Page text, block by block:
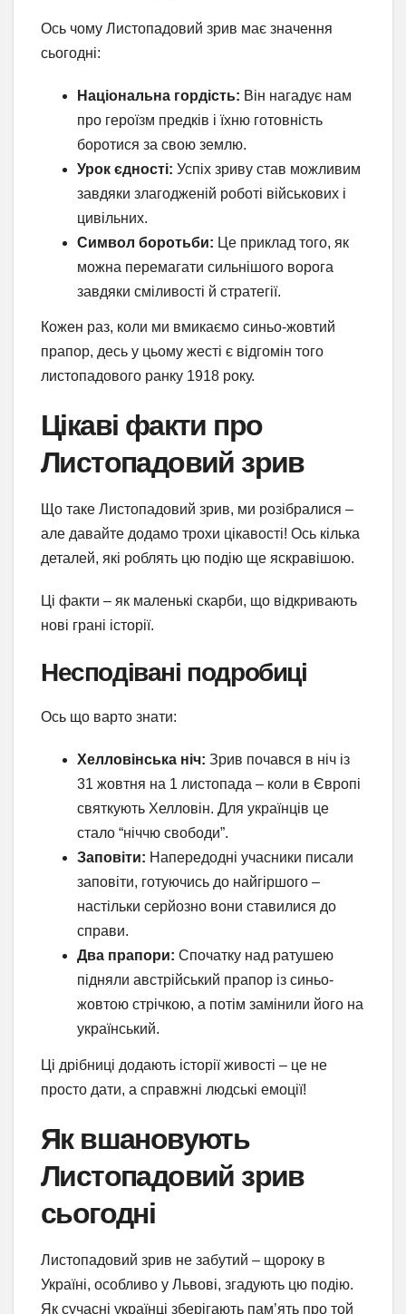
Ось чому Листопадовий зрив має значення
сьогодні:
Національна гордість: Він нагадує нам
про героїзм предків і їхню готовність
боротися за свою землю.
Урок єдності: Успіх зриву став можливим
завдяки злагодженій роботі військових і
цивільних.
Символ боротьби: Це приклад того, як
можна перемагати сильнішого ворога
завдяки сміливості й стратегії.
Кожен раз, коли ми вмикаємо синьо-жовтий
прапор, десь у цьому жесті є відгомін того
листопадового ранку 1918 року.
Цікаві факти про
Листопадовий зрив
Що таке Листопадовий зрив, ми розібралися –
але давайте додамо трохи цікавості! Ось кілька
деталей, які роблять цю подію ще яскравішою.
Ці факти – як маленькі скарби, що відкривають
нові грані історії.
Несподівані подробиці
Ось що варто знати:
Хелловінська ніч: Зрив почався в ніч із
31 жовтня на 1 листопада – коли в Європі
святкують Хелловін. Для українців це
стало “ніччю свободи”.
Заповіти: Напередодні учасники писали
заповіти, готуючись до найгіршого –
настільки серйозно вони ставилися до
справи.
Два прапори: Спочатку над ратушею
підняли австрійський прапор із синьо-
жовтою стрічкою, а потім замінили його на
український.
Ці дрібниці додають історії живості – це не
просто дати, а справжні людські емоції!
Як вшановують
Листопадовий зрив
сьогодні
Листопадовий зрив не забутий – щороку в
Україні, особливо у Львові, згадують цю подію.
Як сучасні українці зберігають пам’ять про той